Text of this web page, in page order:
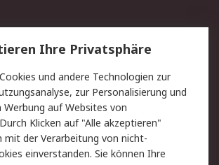
Lieferlösungen
Kontakt
Datenschutz
Ihre Privatsphäre
und andere Technologien zur
zur Personalisierung und
Werbung auf Websites von
Klicken auf "Alle akzeptieren"
mit der Verarbeitung von nicht-
einverstanden. Sie können Ihre